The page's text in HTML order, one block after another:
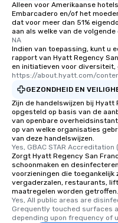
Alleen voor Amerikaanse
Embarcadero en/of het
dat voor meer dan 51%
aan als welke van de
NA
Indien van toepassing, kunt u
rapport van Hyatt Regency
en initiatieven voor diversiteit,
https://about.hyatt.com/
GEZONDHEID EN
Zijn de handelswijzen bij Hyatt
opgesteld op basis van de
van openbare
op van welke organisaties
van deze handelswijzen.
Yes, GBAC STAR
Zorgt Hyatt Regency San
schoonmaken en
voorzieningen die toegankelijk
vergaderzalen, restaurants,
maatregelen worden getroffen.
Yes, All public areas are
Grequently touched surfaces
depending upon frequency of